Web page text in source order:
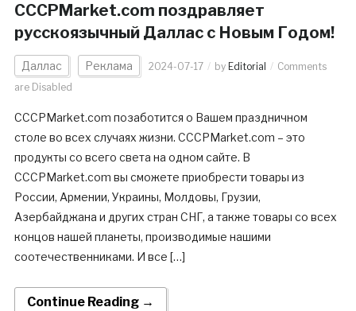
CCCPMarket.com поздравляет
русскоязычный Даллас с Новым Годом!
Даллас Реклама 2024-07-17 by Editorial
Comments
are Disabled
CCCPMarket.com позаботится о Вашем праздничном
столе во всех случаях жизни. CCCPMarket.com – это
продукты со всего света на одном сайте. В
CCCPMarket.com вы сможете приобрести товары из
России, Армении, Украины, Молдовы, Грузии,
Азербайджана и других стран СНГ, а также товары со всех
концов нашей планеты, производимые нашими
соотечественниками. И все […]
Continue Reading →